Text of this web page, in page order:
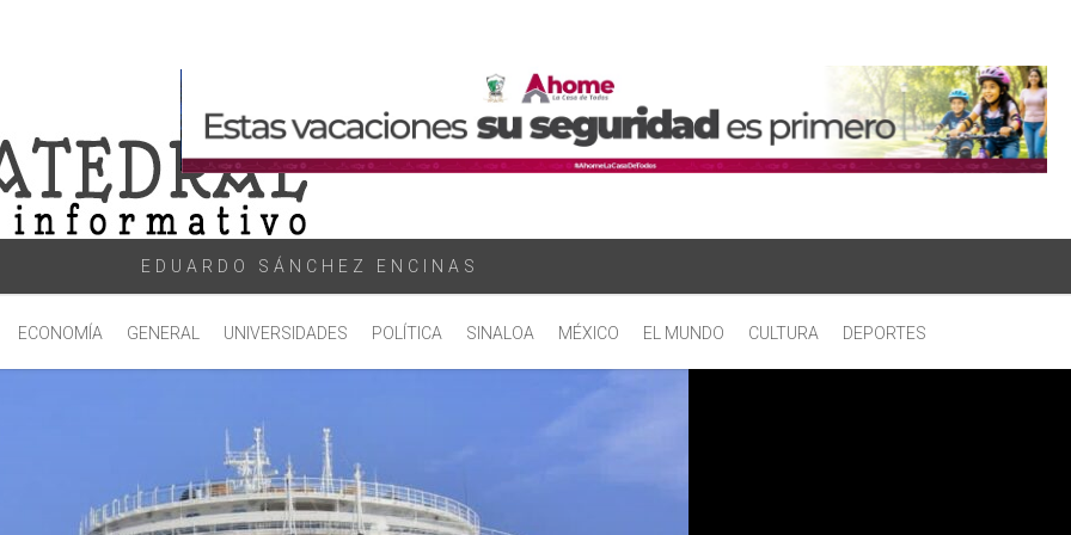
EDUARDO SÁNCHEZ ENCINAS
ECONOMÍA GENERAL UNIVERSIDADES POLÍTICA SINALOA MÉXICO EL MUNDO CULTURA DEPORTES